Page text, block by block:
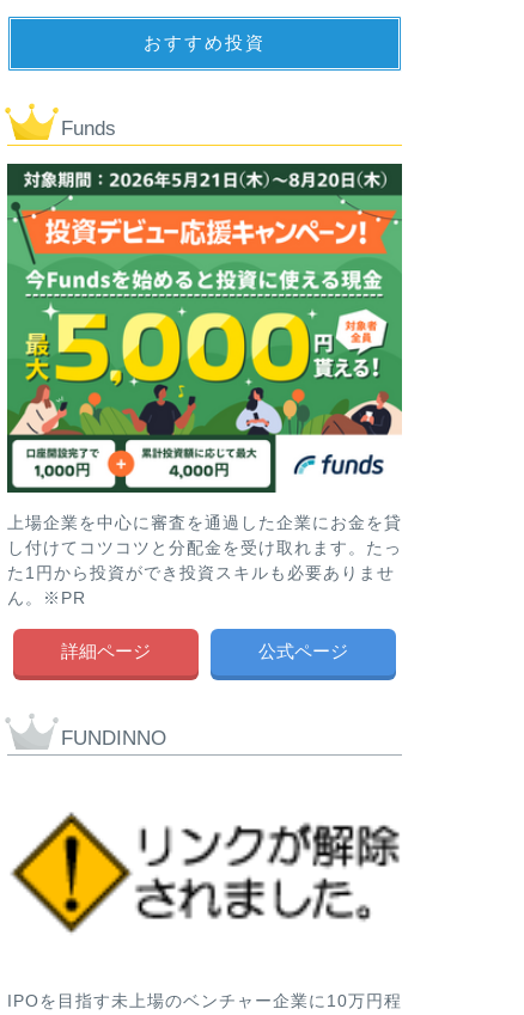
回期限前償還
スクは!? 買い
を徹底解説!!
どうも、メカです。
が個人向けに42回目
投資型クラファン
【想定利回り
せないファン
高利回りのファンドを
新たに利回り16%と
社債
【評判やリス
社を徹底解説!!
どうも、メカです。
社第2回無担
い方や格付け
おすすめ投資
Funds
上場企業を中心に審査を通過した企業にお金を貸
し付けてコツコツと分配金を受け取れます。たっ
た1円から投資ができ投資スキルも必要ありませ
ん。※PR
詳細ページ 公式ページ
FUNDINNO
IPOを目指す未上場のベンチャー企業に10万円程